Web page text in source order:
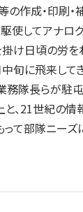
作成・印刷
使してアナ
け日頃の労を
に飛来して
務隊長らが
21世紀の
て部隊ニー